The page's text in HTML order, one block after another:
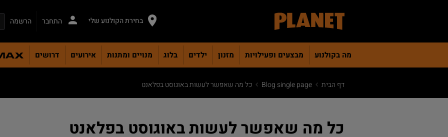
בחירת הקולנוע שלי התחבר הרשמה
מה בקולנוע מבצעים ופעילויות מזנון ילדים בלוג מנויים ומתנות אירועים דרושים
דף הבית Blog single page כל מה שאפשר לעשות באוגוסט בפלאנט
כל מה שאפשר לעשות באוגוסט בפלאנט